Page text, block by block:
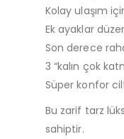
Kolay ulaşım
Ek ayaklar
Son derece
3 “kalın çok
Süper konfor
Bu zarif tarz
sahiptir.